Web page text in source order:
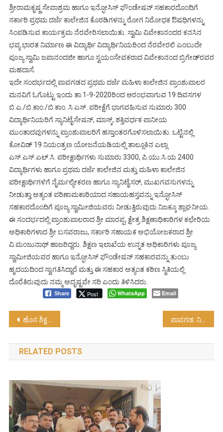
ಶ್ರೀರಾಮಕೃಷ್ಣ ಸೇವಾಶ್ರಮ ಹಾಗೂ ಇನ್ಫೋಸಿಸ್ ಫೌಂಡೇಷನ್ ಸಹಕಾರದೊಂದಿಗೆ
ಸರ್ಕಾರಿ ಪ್ರಥಮ ದರ್ಜೆ ಕಾಲೇಜಿನ ಕೊಠಡಿಗಳನ್ನು ರೋಗ ನಿರೋಧಕ ಔಷಧಿಗಳನ್ನು
ಸಿಂಪಡಿಸುವ ಕಾರ್ಯಕ್ರಮ ನೆರವೇರಿಸಲಾಯಿತು. ಸ್ವಾಮಿ ವಿವೇಕಾನಂದರ ಕನಸಿನ
ಭವ್ಯ ಭಾರತ ನಿರ್ಮಾಣ ಈ ವಿದ್ಯಾರ್ಥಿ ವಿದ್ಯಾರ್ಥಿನಿಯರಿಂದ ನೆರವೇರಲಿ ಎಂಬುದೇ
ಪೂಜ್ಯ ಸ್ವಾಮಿ ಜಪಾನಂದಜೀ ಹಾಗೂ ಸ್ವಯಂಸೇವಕರಾದ ವಿವೇಕಾನಂದ ಬ್ರಿಗೇಡ್‍ರವರ
ಮಹದಾಸೆ.
ಇದೇ ಸಂದರ್ಭದಲ್ಲಿ ಪಾವಗಡದ ಪ್ರಥಮ ದರ್ಜೆ ಮಹಿಳಾ ಕಾಲೇಜಿನ ಪ್ರಾಂಶುಪಾಲರ
ಮನವಿಗೆ ಓಗೊಟ್ಟು ಇಂದು ತಾ.1-9-2020ರಿಂದ ಆರಂಭವಾಗುವ 19 ದಿವಸಗಳ
ಬಿ.ಎ./ಬಿ.ಕಾಂ./ಬಿ.ಕಾಂ. ಸಿ.ಎಸ್. ಪರೀಕ್ಷೆಗೆ ಭಾಗವಹಿಸುವ ಸುಮಾರು 300
ವಿದ್ಯಾರ್ಥಿನಿಯರಿಗೆ ಸ್ಯಾನಿಟೈಸೇಷನ್, ಮಾಸ್ಕ್, ಶಕ್ತಿವರ್ಧಕ ಪಾನೀಯ
ಮುಂತಾದವುಗಳನ್ನು ಪ್ರಾಂಶುಪಾಲರಿಗೆ ಹಸ್ತಾಂತರಗೊಳಿಸಲಾಯಿತು. ಒಟ್ಟಿನಲ್ಲಿ
ಕೋವಿಡ್ 19 ನಿಯಂತ್ರಣ ಯೋಜನೆಯಡಿಯಲ್ಲಿ ತಾಲ್ಲೂಕಿನ ಎಲ್ಲಾ
ಎಸ್.ಎಸ್.ಎಲ್.ಸಿ. ಪರೀಕ್ಷಾರ್ಥಿಗಳು ಸುಮಾರು 3300, ಪಿ.ಯು.ಸಿ.ಯ 2400
ವಿದ್ಯಾರ್ಥಿಗಳು ಹಾಗೂ ಪ್ರಥಮ ದರ್ಜೆ ಕಾಲೇಜಿನ ಮತ್ತು ಮಹಿಳಾ ಕಾಲೇಜಿನ
ಪರೀಕ್ಷಾರ್ಥಿಗಳಿಗೆ ನೈರ್ಮಲ್ಯೀಕರಣ ಹಾಗೂ ಸ್ಯಾನಿಟೈಸರ್, ಮುಖಗವಸುಗಳನ್ನು
ನೀಡುತ್ತಾ ಅತ್ಯಂತ ಪರಿಣಾಮಕಾರಿಯಾದ ಸಹಾಯಹಸ್ತವನ್ನು ಇನ್ಫೋಸಿಸ್
ಸಹಕಾರದೊಂದಿಗೆ ಪೂಜ್ಯ ಸ್ವಾಮೀಜಿಯವರು ನೀಡುತ್ತಿರುವುದು ನಿಜಕ್ಕೂ ಶ್ಲಾಘನೀಯ.
ಈ ಸಂದರ್ಭದಲ್ಲಿ ಪ್ರಾಂಶುಪಾಲರಾದ ಶ್ರೀ ಮಾರಪ್ಪ, ಕ್ಷೇತ್ರ ಶಿಕ್ಷಣಾಧಿಕಾರಿಗಳ ಕಛೇರಿಯ
ಅಧಿಕಾರಿಗಳಾದ ಶ್ರೀ ಬಸವರಾಜು, ಸರ್ಕಾರಿ ಸಹಾಯಕ ಅಭಿಯೋಜಕರಾದ ಶ್ರೀ
ವಿ.ಮಂಜುನಾಥ್ ಹಾಜರಿದ್ದರು. ಶಿಕ್ಷಣ ಇಲಾಖೆಯ ಉನ್ನತ ಅಧಿಕಾರಿಗಳು ಪೂಜ್ಯ
ಸ್ವಾಮೀಜಿಯವರ ಹಾಗೂ ಇನ್ಫೋಸಿಸ್ ಫೌಂಡೇಷನ್ ಸಹಕಾರವನ್ನು ತುಂಬು
ಹೃದಯದಿಂದ ಸ್ವಾಗತಿಸಿದ್ದಾರೆ ಮತ್ತು ಈ ಸಹಕಾರ ಅತ್ಯಂತ ಕಠಿಣ ಸ್ಥಿತಿಯಲ್ಲಿ
ದೊರೆತಿರುವುದು ನಮ್ಮ ಅದೃಷ್ಟವೇ ಸರಿ ಎಂದು ತಿಳಿಸಿದರು.
Share Post WhatsApp Email
Post
navigation
ಹೊಸ ಶಿಕ್ಷಣ ನೀತಿ: 21 ನೇ ಶತಮಾನದ ಭಾರತದ ಸಾಮಾಜಿಕ, ಆರ್ಥಿಕ ಸ್ವರೂಪಕ್ಕೆ ಹೊಸ ದಿಕ್ಕು….!
RELATED POSTS